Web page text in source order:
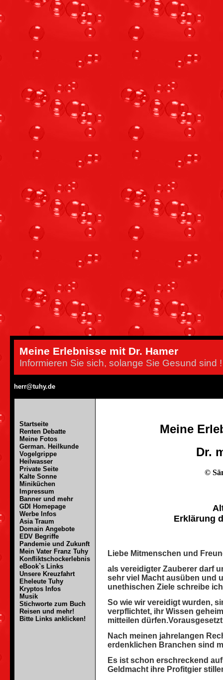
Meine Erlebnisse mit Dr. Hamer
Informieren Sie sich, solange Sie Gesund sind !
herr@tuhy.de
Startseite
Renten Debatte
Meine Fotos
German. Heilkunde
Vogelgrippe
Heilwasser
Private Seite
Kalte Sonne
Miniküchen
Impressum
Banner und mehr
GDI Homepage
Werbe Infos
Asia Traum
Domain Angebote
EDV Begriffe
Pandemie und Zukunft
Mein Vater Franz Tuhy
Konfliktschockerlebnis
eBook`s Links
Unsere Kreuzfahrt
Eheleute Tuhy
Kryptos Infos
Musik
Stichworte zum Buch
Reisen und mehr!
Bitte Links anklicken!
Meine
Dr.
©
Altes
Erklärung
Liebe Mitmenschen und
als vereidigter Zauberer darf
sehr viel Macht ausüben und
unethischen Ziele schreibe
So wie wir vereidigt wurden,
verpflichtet, ihr Wissen
mitteilen
Nach meinen jahrelangen
erdenklichen Branchen sind
Es ist schon erschreckend
Geldmacht ihre Profitgier